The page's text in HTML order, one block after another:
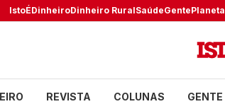
IstoÉDinheiroDinheiro RuralSaúdeGentePlaneta
REVISTA COLUNAS GENTE